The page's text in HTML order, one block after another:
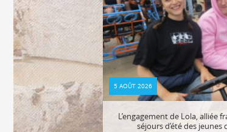
5 AOÛT 2026
L’engagement de Lola, alliée
séjours d’été des jeunes